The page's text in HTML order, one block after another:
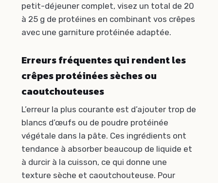
petit-déjeuner complet, visez un total de 20
à 25 g de protéines en combinant vos crêpes
avec une garniture protéinée adaptée.
Erreurs fréquentes qui rendent les
crêpes protéinées sèches ou
caoutchouteuses
L’erreur la plus courante est d’ajouter trop de
blancs d’œufs ou de poudre protéinée
végétale dans la pâte. Ces ingrédients ont
tendance à absorber beaucoup de liquide et
à durcir à la cuisson, ce qui donne une
texture sèche et caoutchouteuse. Pour